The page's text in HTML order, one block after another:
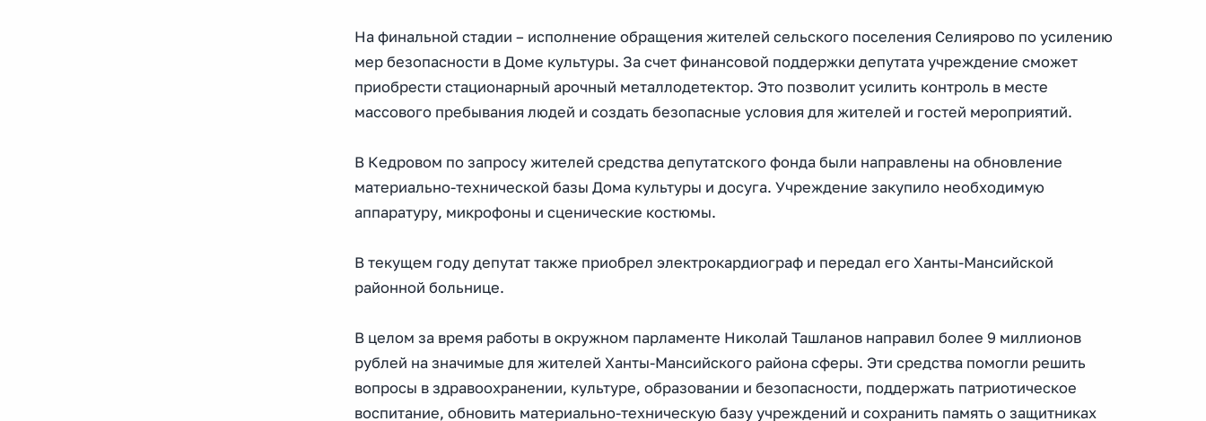
На финальной стадии – исполнение обращения жителей сельского поселения Селиярово по усилению
мер безопасности в Доме культуры. За счет финансовой поддержки депутата учреждение сможет
приобрести стационарный арочный металлодетектор. Это позволит усилить контроль в месте
массового пребывания людей и создать безопасные условия для жителей и гостей мероприятий.
В Кедровом по запросу жителей средства депутатского фонда были направлены на обновление
материально-технической базы Дома культуры и досуга. Учреждение закупило необходимую
аппаратуру, микрофоны и сценические костюмы.
В текущем году депутат также приобрел электрокардиограф и передал его Ханты-Мансийской
районной больнице.
В целом за время работы в окружном парламенте Николай Ташланов направил более 9 миллионов
рублей на значимые для жителей Ханты-Мансийского района сферы. Эти средства помогли решить
вопросы в здравоохранении, культуре, образовании и безопасности, поддержать патриотическое
воспитание, обновить материально-техническую базу учреждений и сохранить память о защитниках